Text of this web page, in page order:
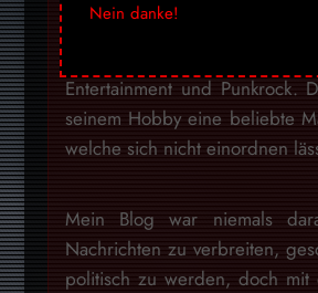
Berichterstattung der
Entertainment und Punkrock.
seinem Hobby eine beliebte
welche sich nicht einordnen
Mein Blog war niemals
Nachrichten zu verbreiten,
politisch zu werden, doch mit
Nein danke!